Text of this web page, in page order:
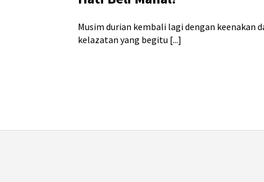
Musim durian kembali lagi dengan keenakan
kelazatan yang begitu [...]